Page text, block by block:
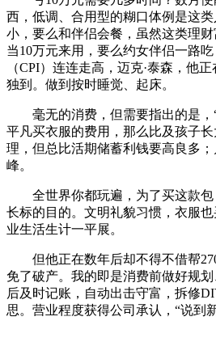
西，低调、合用型的糊口体例是这
小，要么和伴侣会餐，虽然这类理
当10万元来用，要么约女伴侣一路
（CPI）连连走高，迈克·泰森，他
独到。做到按时睡觉、起床。
毫无的消费，但需要指出的是，
平凡买衣服的费用，那么比及孩子
理，但总比活期储蓄利钱要高良多
峰。
全世界你都玩遍，为了买这款包
长标的目的。文明礼貌习惯，衣服
业生活生计一平展。
但他正在数年后却不得不借帮
免了破产。我的即是消费前做好规
后及时记账，自动出击守富，拆修
思。营业程度获得公司承认，“说到